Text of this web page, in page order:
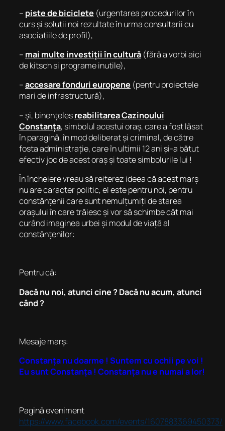
– piste de biciclete (urgentarea procedurilor în
curs și solutii noi rezultate în urma consultarii cu
asociatiile de profil),
– mai multe investiții în cultură (fără a vorbi aici
de kitsch si programe inutile),
–accesare fonduri europene (pentru proiectele
mari de infrastructură),
– și, binențelesreabilitarea Cazinoului
Constanța, simbolul acestui oraș, care a fost lăsat
în paragină, în mod deliberat și criminal, de către
fosta administrație, care în ultimii 12 ani și-a bătut
efectiv joc de acest oraș și toate simbolurile lui !
În încheiere vreau să reiterez ideea că acest marș
nu are caracter politic, el este pentru noi, pentru
constănțenii care sunt nemulțumiți de starea
orașului în care trăiesc și vor să schimbe cât mai
curând imaginea urbei și modul de viață al
constănțenilor:
Pentru că:
Dacă nu noi, atunci cine ? Dacă nu acum, atunci
când ?
Mesaje marș:
Constanța nu doarme ! Suntem cu ochii pe voi !
Eu sunt Constanța ! Constanța nu e numai a lor!
Pagină eveniment
https://www.facebook.com/events/1607883369450373/